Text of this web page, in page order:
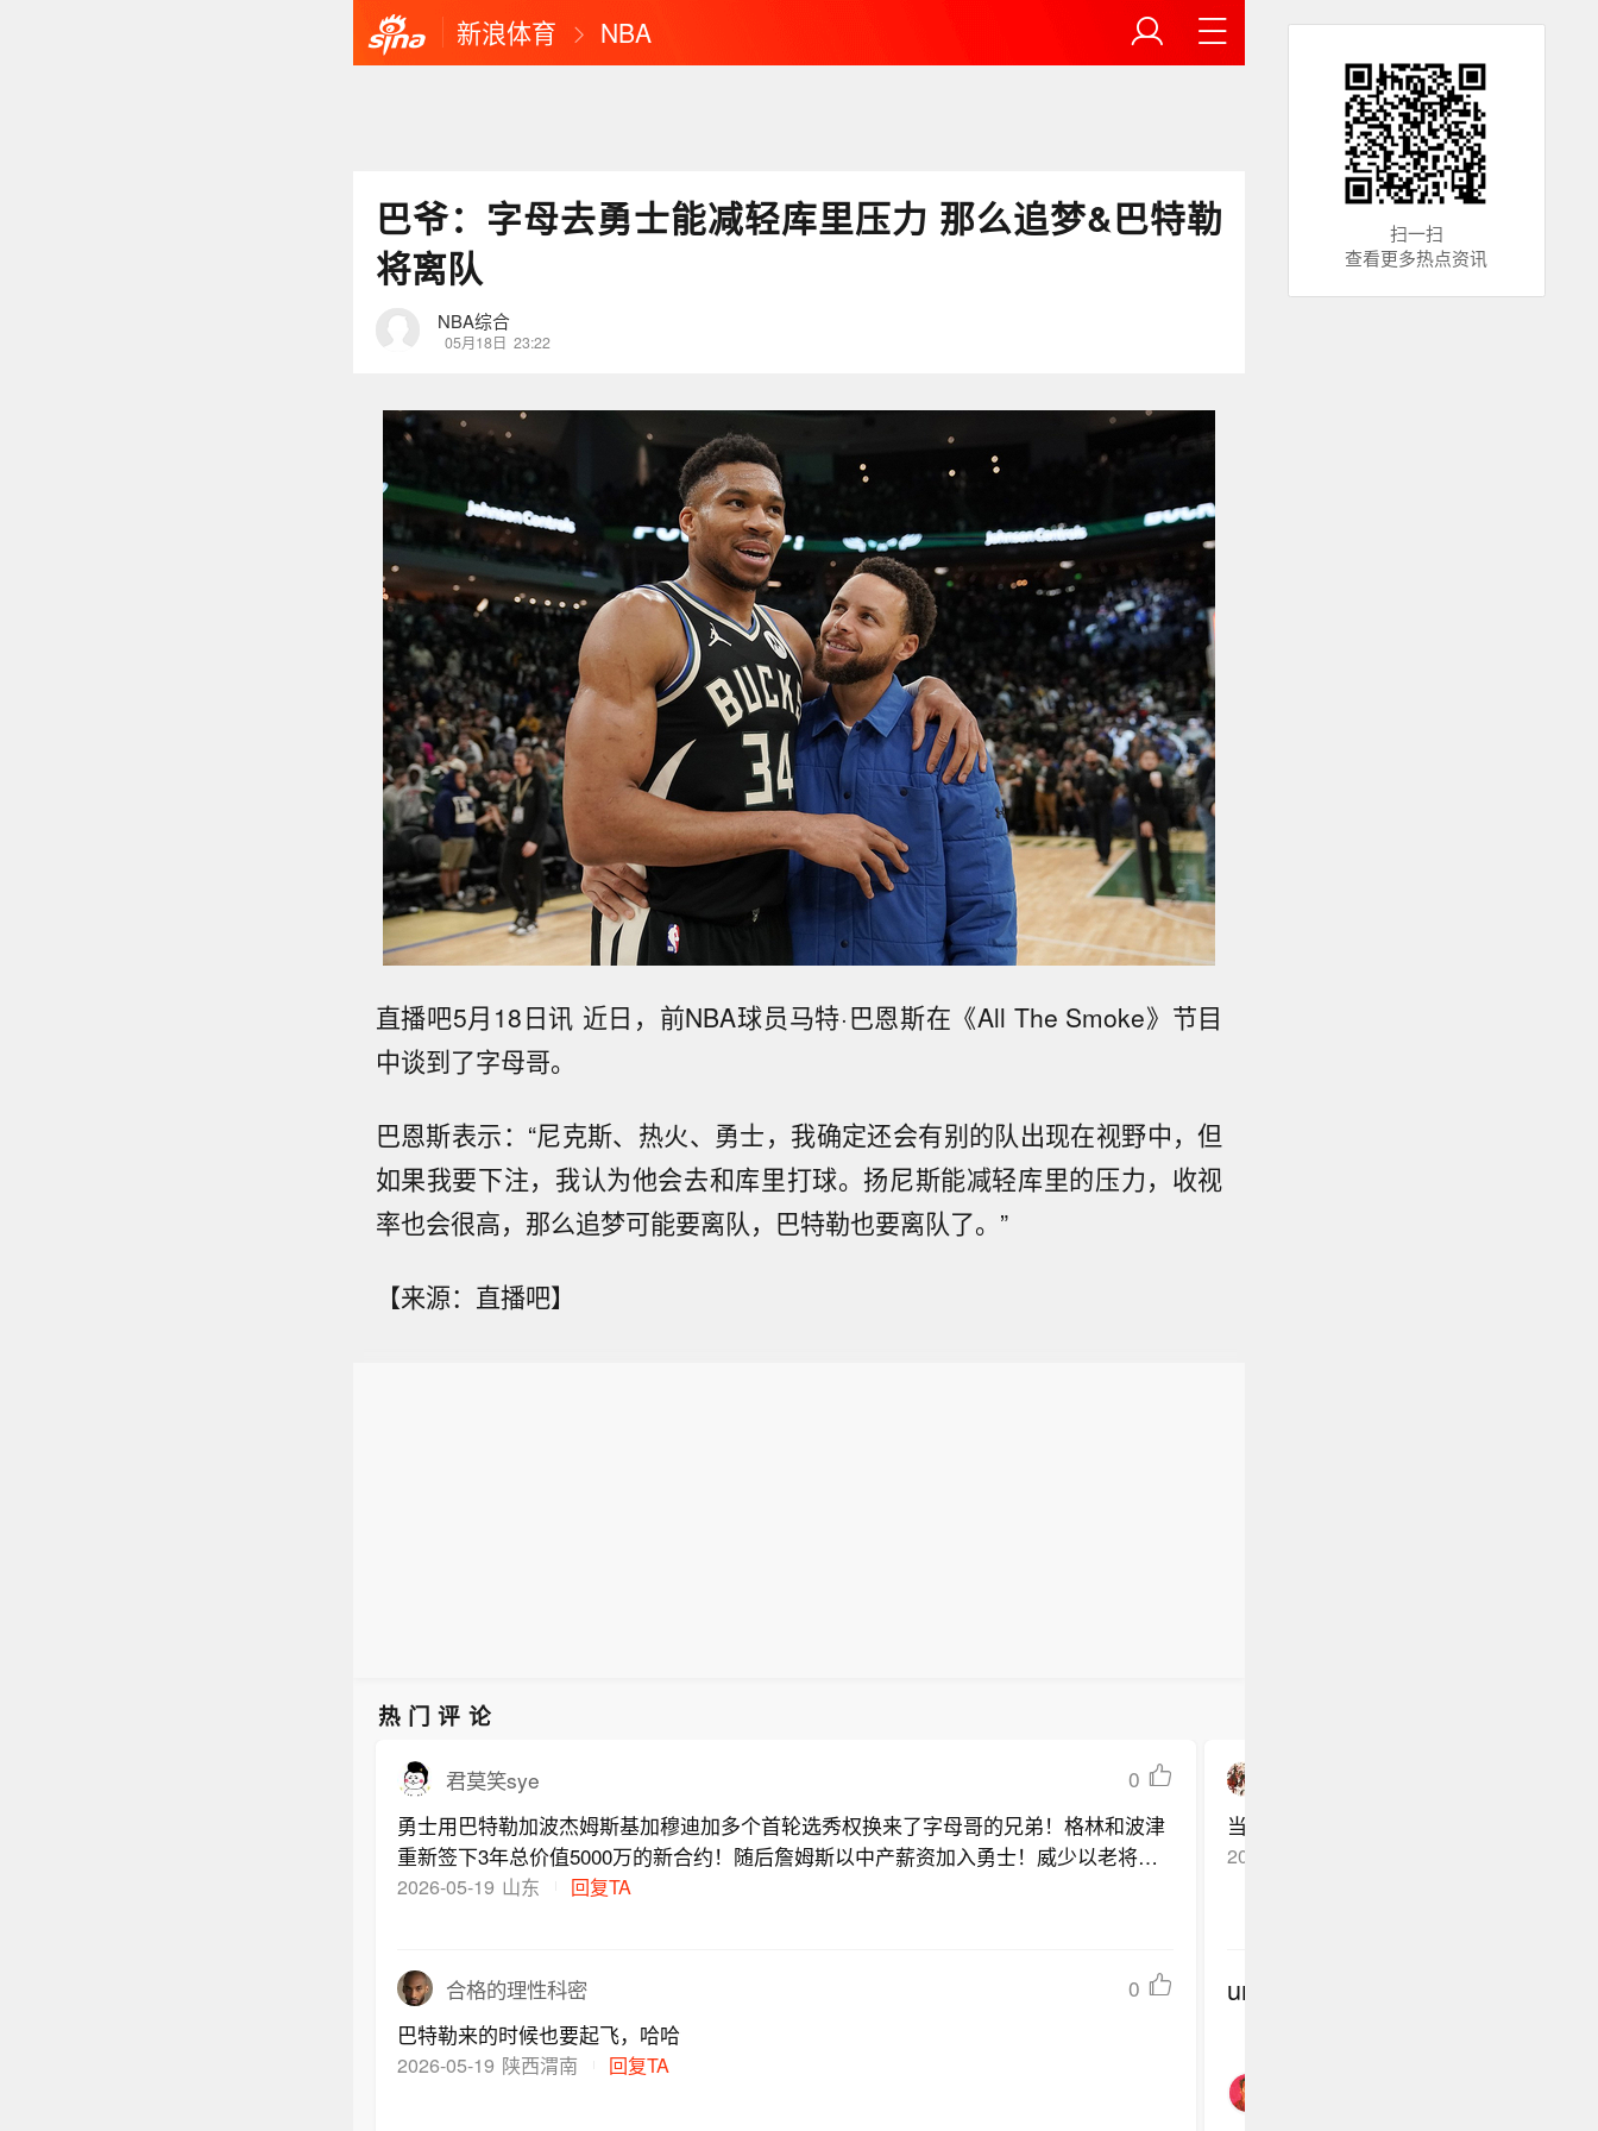
新浪体育 NBA
巴爷：字母去勇士能减轻库里压力 那么追梦&巴特勒
将离队
NBA综合
05月18日 23:22
直播吧5月18日讯 近日，前NBA球员马特·巴恩斯在《All The Smoke》节目
中谈到了字母哥。
巴恩斯表示：“尼克斯、热火、勇士，我确定还会有别的队出现在视野中，但
如果我要下注，我认为他会去和库里打球。扬尼斯能减轻库里的压力，收视
率也会很高，那么追梦可能要离队，巴特勒也要离队了。”
【来源：直播吧】
热门评论
君莫笑sye
0
勇士用巴特勒加波杰姆斯基加穆迪加多个首轮选秀权换来了字母哥的兄弟！格林和波津
重新签下3年总价值5000万的新合约！随后詹姆斯以中产薪资加入勇士！威少以老将底
薪合同联手库里
2026-05-19 山东 回复TA
合格的理性科密
0
巴特勒来的时候也要起飞，哈哈
2026-05-19 陕西渭南 回复TA
当年詹姆斯去热火，现在字母去勇士，宿
2026-05-19
undefined
扫一扫
查看更多热点资讯